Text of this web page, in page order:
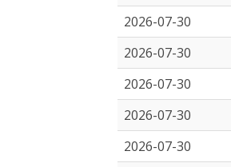
2026-07-30
2026-07-30
2026-07-30
2026-07-30
2026-07-30